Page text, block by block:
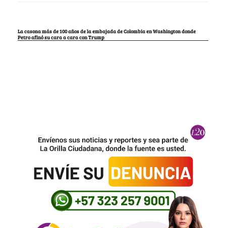
La casona más de 100 años de la embajada de Colombia en Washington donde
Petro afinó su cara a cara con Trump